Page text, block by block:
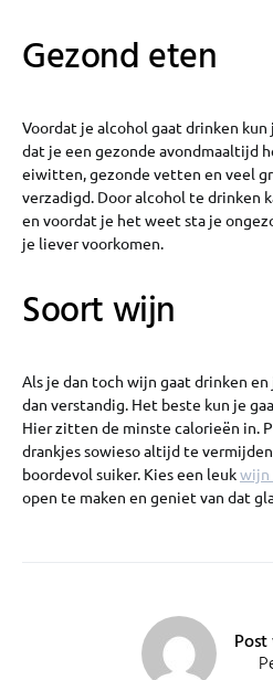
Gezond eten
Voordat je alcohol gaat drinken
dat je een gezonde avondmaaltijd
eiwitten, gezonde vetten en veel
verzadigd. Door alcohol te drinken
en voordat je het weet sta je
je liever voorkomen.
Soort wijn
Als je dan toch wijn gaat drinken
dan verstandig. Het beste kun je
Hier zitten de minste calorieën in.
drankjes sowieso altijd te
boordevol suiker. Kies een leukwijn
open te maken en geniet van dat